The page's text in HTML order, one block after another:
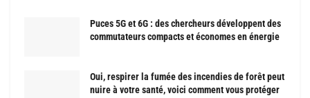
Puces 5G et 6G : des chercheurs développent des
commutateurs compacts et économes en énergie
Oui, respirer la fumée des incendies de forêt peut
nuire à votre santé, voici comment vous protéger